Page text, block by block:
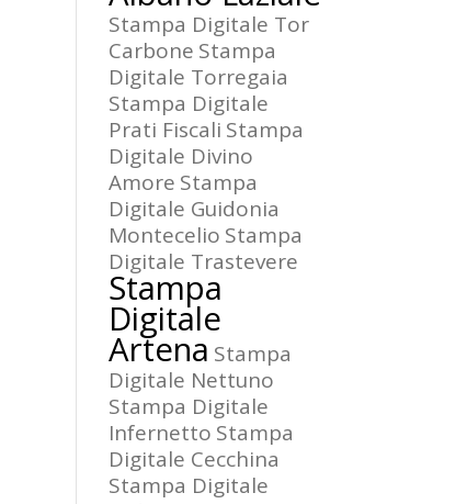
Stampa Digitale Tor
Carbone Stampa
Digitale Torregaia
Stampa Digitale
Prati Fiscali Stampa
Digitale Divino
Amore Stampa
Digitale Guidonia
Montecelio Stampa
Digitale Trastevere
Stampa
Digitale
Artena Stampa
Digitale Nettuno
Stampa Digitale
Infernetto Stampa
Digitale Cecchina
Stampa Digitale